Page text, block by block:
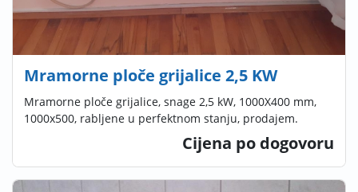
Mramorne ploče grijalice 2,5 KW
Mramorne ploče grijalice, snage 2,5 kW, 1000X400 mm,
1000x500, rabljene u perfektnom stanju, prodajem.
Cijena po dogovoru